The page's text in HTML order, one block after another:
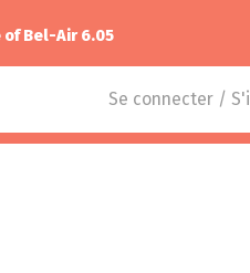
of Bel-Air 6.05
Se connecter /